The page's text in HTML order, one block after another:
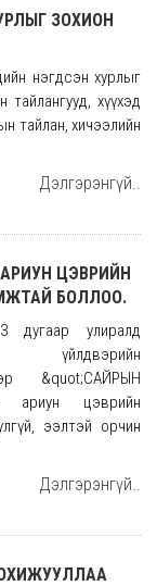
ЗОХИОН
нэгдсэн хурлыг
хүүхэд
тайлан, хичээлийн
Дэлгэрэнгүй..
ЦЭВРИЙН
БОЛЛОО.
дугаар улиралд
үйлдвэрийн
&quot;САЙРЫН
ариун цэврийн
ээлтэй орчин
Дэлгэрэнгүй..